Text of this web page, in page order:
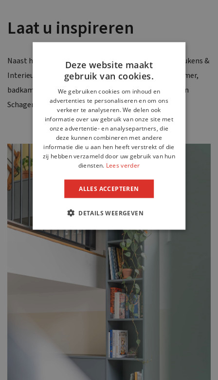
Laat u inspireren
Naast hoogwaardige keukens maakt Van Slageren Keukens &
Interieur meubels op maat voor woonkamer, slaapkamer,
badkamer en kantoor. Kom langs in onze showroom in
Schagen en laat u inspireren!
Deze website maakt
gebruik van cookies.
We gebruiken cookies om inhoud en
advertenties te personaliseren en om ons
verkeer te analyseren. We delen ook
informatie over uw gebruik van onze site met
onze advertentie- en analysepartners, die
deze kunnen combineren met andere
informatie die u aan hen heeft verstrekt of die
zij hebben verzameld door uw gebruik van hun
diensten. Lees verder
ALLES ACCEPTEREN
DETAILS WEERGEVEN